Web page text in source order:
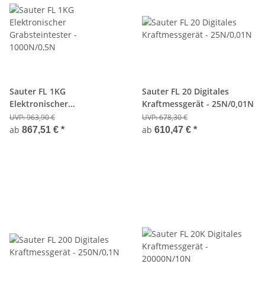
Sauter FL 1KG
Elektronischer
Grabsteintester -
1000N/0,5N
UVP:963,90 €
ab 867,51 € *
Sauter FL 20 Digitales
Kraftmessgerät - 25N/0,01N
UVP:678,30 €
ab 610,47 € *